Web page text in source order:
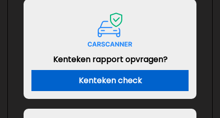
Kenteken rapport opvragen?
Kenteken check